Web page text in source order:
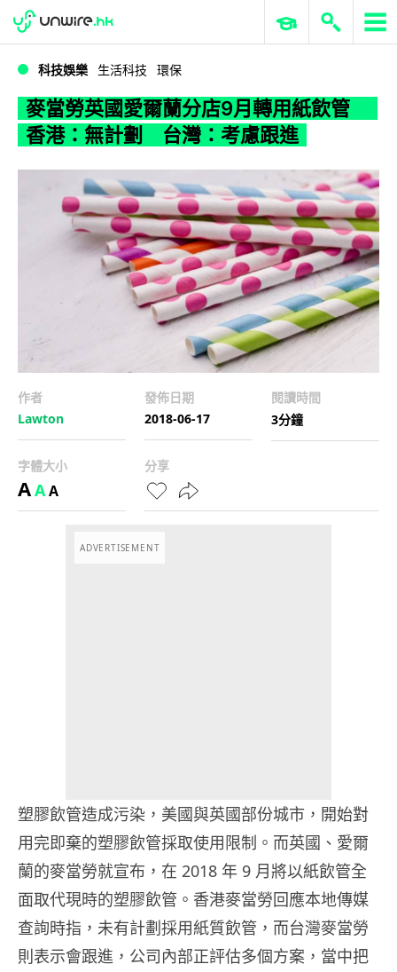
WWDC 2026 ERP 與商業 AI
科技娛樂 生活科技 環保
麥當勞英國愛爾蘭分店9月轉用紙飲管
香港：無計劃 台灣：考慮跟進
作者
Lawton
發佈日期
2018-06-17
閱讀時間
3分鐘
字體大小
AAA
分享
ADVERTISEMENT
塑膠飲管造成污染，美國與英國部份城市，開始對
用完即棄的塑膠飲管採取使用限制。而英國、愛爾
蘭的麥當勞就宣布，在 2018 年 9 月將以紙飲管全
面取代現時的塑膠飲管。香港麥當勞回應本地傳媒
查詢時指，未有計劃採用紙質飲管，而台灣麥當勞
則表示會跟進，公司內部正評估多個方案，當中把